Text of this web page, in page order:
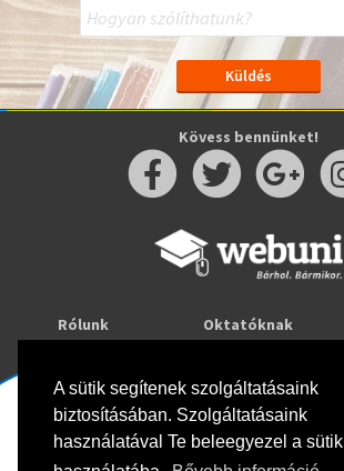
A sütik segítenek szolgáltatásaink
biztosításában. Szolgáltatásaink
használatával Te beleegyezel a sütik
Kövess bennünket!
Rólunk
Oktatóknak
Webuni Stúdió
Info
Adatkezelési tájékoztató
ÁSZF